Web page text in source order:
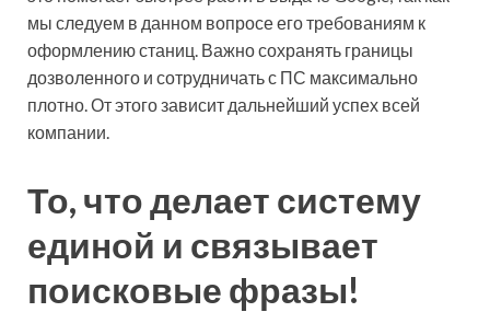
мы следуем в данном вопросе его требованиям к
оформлению станиц. Важно сохранять границы
дозволенного и сотрудничать с ПС максимально
плотно. От этого зависит дальнейший успех всей
компании.
То, что делает систему
единой и связывает
поисковые фразы!